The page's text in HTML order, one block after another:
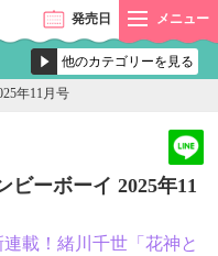
発売日 メニュー
年11月号
ビーボーイ 2025年11
載！緒川千世「花神と